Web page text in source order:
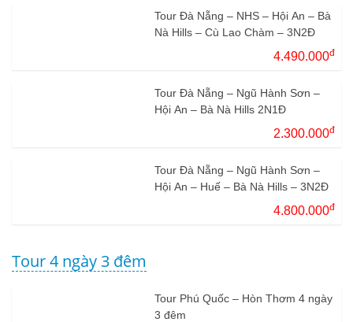
Tour Đà Nẵng – NHS – Hội An – Bà
Nà Hills – Cù Lao Chàm – 3N2Đ
4.490.000đ
Tour Đà Nẵng – Ngũ Hành Sơn –
Hội An – Bà Nà Hills 2N1Đ
2.300.000đ
Tour Đà Nẵng – Ngũ Hành Sơn –
Hội An – Huế – Bà Nà Hills – 3N2Đ
4.800.000đ
Tour 4 ngày 3 đêm
Tour Phú Quốc – Hòn Thơm 4 ngày
3 đêm